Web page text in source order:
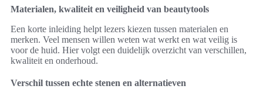
Materialen, kwaliteit en veiligheid van beautytools
Een korte inleiding helpt lezers kiezen tussen materialen en
merken. Veel mensen willen weten wat werkt en wat veilig is
voor de huid. Hier volgt een duidelijk overzicht van verschillen,
kwaliteit en onderhoud.
Verschil tussen echte stenen en alternatieven